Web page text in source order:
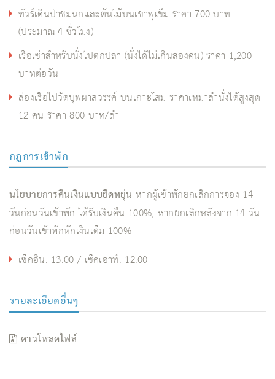
ทัวร์เดินป่าชมนกและต้นไม้บนเขาพุเข็ม ราคา 700 บาท
(ประมาณ 4 ชั่วโมง)
เรือเช่าสำหรับนั่งไปตกปลา (นั่งได้ไม่เกินสองคน) ราคา 1,200
บาทต่อวัน
ล่องเรือไปวัดบุพผาสวรรค์ บนเกาะโสม ราคาเหมาลำนั่งได้สูงสุด
12 คน ราคา 800 บาท/ลำ
กฎการเข้าพัก
นโยบายการคืนเงินแบบยืดหยุ่น หากผู้เข้าพักยกเลิกการจอง 14
วันก่อนวันเข้าพัก ได้รับเงินคืน 100%, หากยกเลิกหลังจาก 14 วัน
ก่อนวันเข้าพักหักเงินเต็ม 100%
เช็คอิน: 13.00 / เช็คเอาท์: 12.00
รายละเอียดอื่นๆ
ดาวโหลดไฟล์